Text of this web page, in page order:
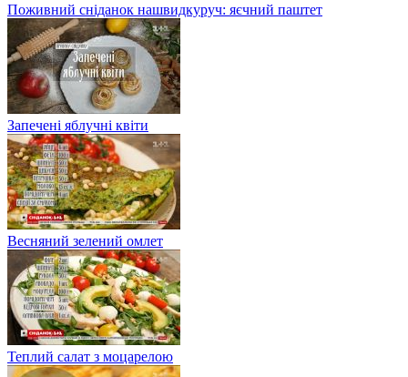
Поживний сніданок нашвидкуруч: яєчний паштет
Запечені яблучні квіти
Весняний зелений омлет
Теплий салат з моцарелою